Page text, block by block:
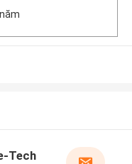
Tech